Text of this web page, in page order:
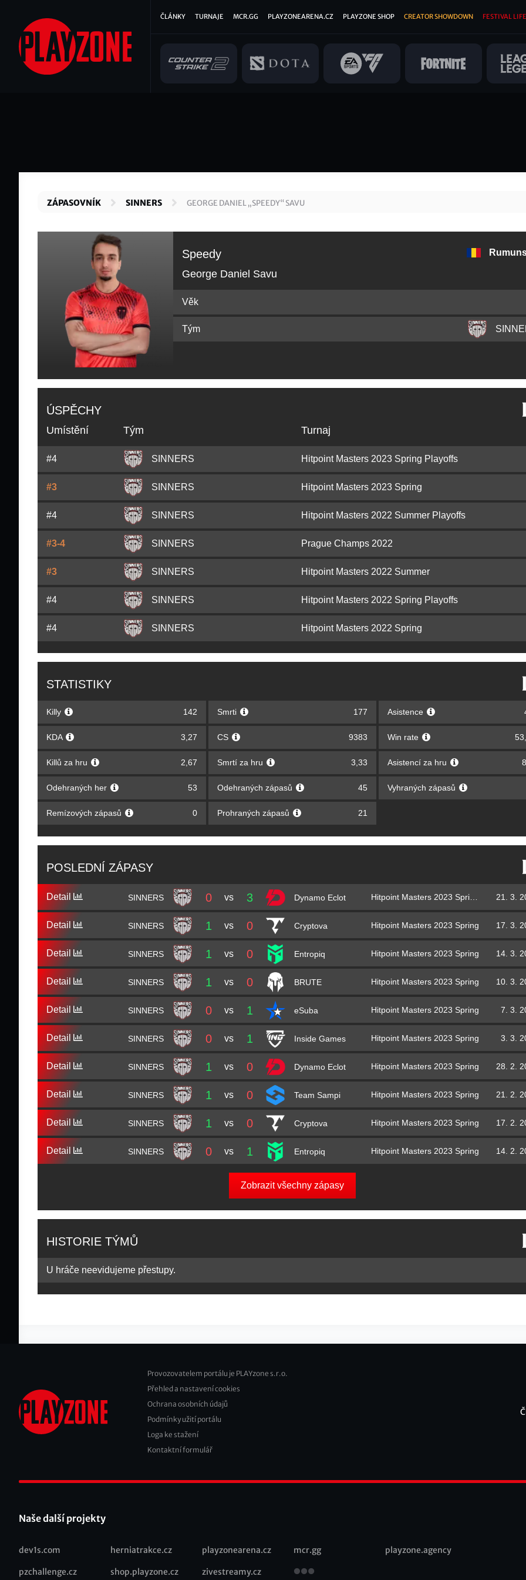
hlavnímu
obsahu
Hlavní
ČLÁNKY TURNAJE MCR.GG PLAYZONEARENA.CZ PLAYZONE SHOP CREATOR SHOWDOWN FESTIVAL
ZÁPASOVNÍK SINNERS GEORGE DANIEL „SPEEDY“ SAVU
Speedy
George Daniel Savu
Věk
Tým
ÚSPĚCHY
Umístění Tým Turnaj
#4 SINNERS Hitpoint Masters 2023 Spring Playoffs
#3 SINNERS Hitpoint Masters 2023 Spring
#4 SINNERS Hitpoint Masters 2022 Summer Playoffs
#3-4 SINNERS Prague Champs 2022
#3 SINNERS Hitpoint Masters 2022 Summer
#4 SINNERS Hitpoint Masters 2022 Spring Playoffs
#4 SINNERS Hitpoint Masters 2022 Spring
STATISTIKY
Killy 142 Smrti 177 Asistence
KDA 3,27 CS 9383 Win rate
Killů za hru 2,67 Smrtí za hru 3,33 Asistencí za hru
Odehraných her 53 Odehraných zápasů 45 Vyhraných zápasů
Remízových zápasů 0 Prohraných zápasů 21
POSLEDNÍ ZÁPASY
Detail SINNERS 0 vs 3 Dynamo Eclot Hitpoint Masters 2023 Spring Playoffs 21. 3.
Detail SINNERS 1 vs 0 Cryptova Hitpoint Masters 2023 Spring 17. 3.
Detail SINNERS 1 vs 0 Entropiq Hitpoint Masters 2023 Spring 14. 3.
Detail SINNERS 1 vs 0 BRUTE Hitpoint Masters 2023 Spring 10. 3.
Detail SINNERS 0 vs 1 eSuba Hitpoint Masters 2023 Spring 7. 3.
Detail SINNERS 0 vs 1 Inside Games Hitpoint Masters 2023 Spring 3. 3.
Detail SINNERS 1 vs 0 Dynamo Eclot Hitpoint Masters 2023 Spring 28. 2.
Detail SINNERS 1 vs 0 Team Sampi Hitpoint Masters 2023 Spring 21. 2.
Detail SINNERS 1 vs 0 Cryptova Hitpoint Masters 2023 Spring 17. 2.
Detail SINNERS 0 vs 1 Entropiq Hitpoint Masters 2023 Spring 14. 2.
Zobrazit všechny zápasy
HISTORIE TÝMŮ
U hráče neevidujeme přestupy.
Footer
2
Provozovatelem portálu je PLAYzone s.r.o.
Přehled a nastavení cookies
Ochrana osobních údajů
Podmínky užití portálu
Loga ke stažení
Kontaktní formulář
Naše další projekty
Recommended
dev1s.com herniatrakce.cz playzonearena.cz mcr.gg playzone.agency
pzchallenge.cz shop.playzone.cz zivestreamy.cz